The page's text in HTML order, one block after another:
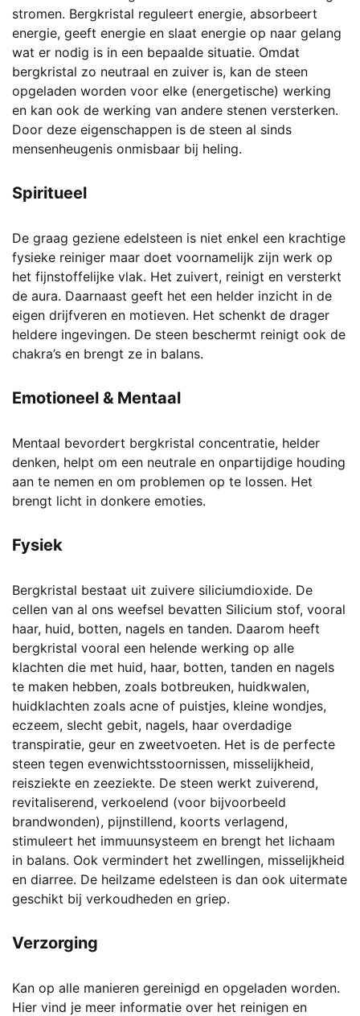
stromen. Bergkristal reguleert energie, absorbeert
energie, geeft energie en slaat energie op naar gelang
wat er nodig is in een bepaalde situatie. Omdat
bergkristal zo neutraal en zuiver is, kan de steen
opgeladen worden voor elke (energetische) werking
en kan ook de werking van andere stenen versterken.
Door deze eigenschappen is de steen al sinds
mensenheugenis onmisbaar bij heling.
Spiritueel
De graag geziene edelsteen is niet enkel een krachtige
fysieke reiniger maar doet voornamelijk zijn werk op
het fijnstoffelijke vlak. Het zuivert, reinigt en versterkt
de aura. Daarnaast geeft het een helder inzicht in de
eigen drijfveren en motieven. Het schenkt de drager
heldere ingevingen. De steen beschermt reinigt ook de
chakra’s en brengt ze in balans.
Emotioneel & Mentaal
Mentaal bevordert bergkristal concentratie, helder
denken, helpt om een neutrale en onpartijdige houding
aan te nemen en om problemen op te lossen. Het
brengt licht in donkere emoties.
Fysiek
Bergkristal bestaat uit zuivere siliciumdioxide. De
cellen van al ons weefsel bevatten Silicium stof, vooral
haar, huid, botten, nagels en tanden. Daarom heeft
bergkristal vooral een helende werking op alle
klachten die met huid, haar, botten, tanden en nagels
te maken hebben, zoals botbreuken, huidkwalen,
huidklachten zoals acne of puistjes, kleine wondjes,
eczeem, slecht gebit, nagels, haar overdadige
transpiratie, geur en zweetvoeten. Het is de perfecte
steen tegen evenwichtsstoornissen, misselijkheid,
reisziekte en zeeziekte. De steen werkt zuiverend,
revitaliserend, verkoelend (voor bijvoorbeeld
brandwonden), pijnstillend, koorts verlagend,
stimuleert het immuunsysteem en brengt het lichaam
in balans. Ook vermindert het zwellingen, misselijkheid
en diarree. De heilzame edelsteen is dan ook uitermate
geschikt bij verkoudheden en griep.
Verzorging
Kan op alle manieren gereinigd en opgeladen worden.
Hier vind je meer informatie over het reinigen en